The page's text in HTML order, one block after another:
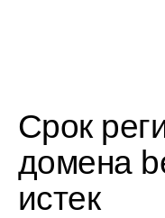
Срок
домена
истек